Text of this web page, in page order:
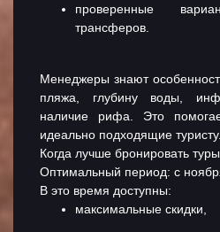
проверенные
трансферов.
Менеджеры знают
пляжа, глубину воды,
наличие рифа. Это
идеально подходящие туристу.
Когда лучше бронировать
Оптимальный период: с
В это время доступны:
максимальные скидки,